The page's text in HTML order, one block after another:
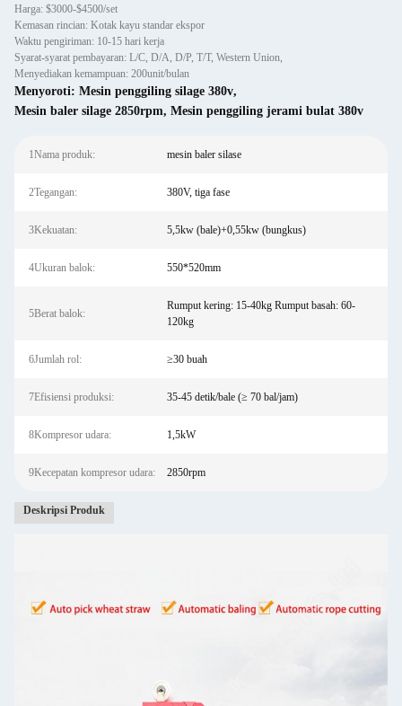
Harga: $3000-$4500/set
Kemasan rincian: Kotak kayu standar ekspor
Waktu pengiriman: 10-15 hari kerja
Syarat-syarat pembayaran: L/C, D/A, D/P, T/T, Western Union,
Menyediakan kemampuan: 200unit/bulan
Menyoroti: Mesin penggiling silage 380v,
Mesin baler silage 2850rpm, Mesin penggiling jerami bulat 380v
1Nama produk: mesin baler silase
2Tegangan: 380V, tiga fase
3Kekuatan: 5,5kw (bale)+0,55kw (bungkus)
4Ukuran balok: 550*520mm
5Berat balok:
Rumput kering: 15-40kg Rumput basah: 60-
120kg
6Jumlah rol: ≥30 buah
7Efisiensi produksi: 35-45 detik/bale (≥ 70 bal/jam)
8Kompresor udara: 1,5kW
9Kecepatan kompresor udara: 2850rpm
Deskripsi Produk